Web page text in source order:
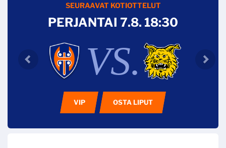
SEURAAVAT KOTIOTTELUT
PERJANTAI 7.8. 18:30
VS.
VIP OSTA LIPUT